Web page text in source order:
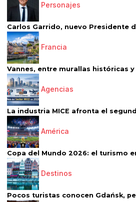
Personajes
Carlos Garrido, nuevo Presidente
Francia
Vannes, entre murallas históricas
Agencias
La industria MICE afronta el
América
Copa del Mundo 2026: el turismo
Destinos
Pocos turistas conocen Gdańsk,